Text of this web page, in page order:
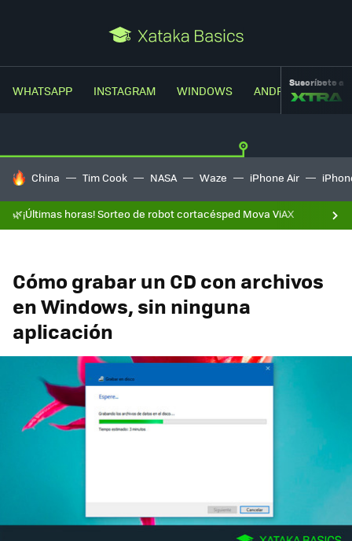
WHATSAPP INSTAGRAM WINDOWS ANDROIDSuscríbete a
HOY SE HABLA DE
China Tim Cook NASA Waze iPhone Air
🌿¡Últimas horas! Sorteo de robot cortacésped Mova ViAX
Cómo grabar un CD con archivos
en Windows, sin ninguna
aplicación